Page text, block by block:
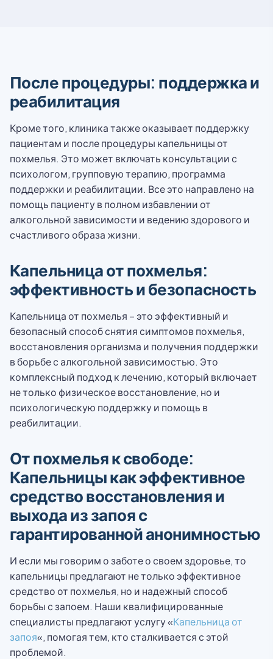
После процедуры: поддержка и
реабилитация
Кроме того, клиника также оказывает поддержку
пациентам и после процедуры капельницы от
похмелья. Это может включать консультации с
психологом, групповую терапию, программа
поддержки и реабилитации. Все это направлено на
помощь пациенту в полном избавлении от
алкогольной зависимости и ведению здорового и
счастливого образа жизни.
Капельница от похмелья:
эффективность и безопасность
Капельница от похмелья – это эффективный и
безопасный способ снятия симптомов похмелья,
восстановления организма и получения поддержки
в борьбе с алкогольной зависимостью. Это
комплексный подход к лечению, который включает
не только физическое восстановление, но и
психологическую поддержку и помощь в
реабилитации.
От похмелья к свободе:
Капельницы как эффективное
средство восстановления и
выхода из запоя с
гарантированной анонимностью
И если мы говорим о заботе о своем здоровье, то
капельницы предлагают не только эффективное
средство от похмелья, но и надежный способ
борьбы с запоем. Наши квалифицированные
специалисты предлагают услугу «Капельница от
запоя«, помогая тем, кто сталкивается с этой
проблемой.